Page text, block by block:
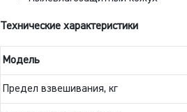
Технические характеристики
Модель
Предел взвешивания, кг